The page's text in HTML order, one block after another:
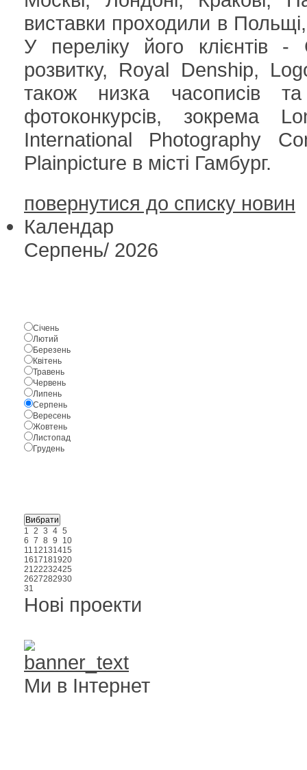
виставки проходили в Польщі,
У переліку його клієнтів -
розвитку, Royal Denship,
також низка часописів
фотоконкурсів, зокрема
International Photography
Plainpicture в місті Гамбург.
повернутися до списку новин
Календар
Серпень/ 2026
Січень
Лютий
Березень
Квітень
Травень
Червень
Липень
Серпень
Вересень
Жовтень
Листопад
Грудень
1 2 3 4 5
6 7 8 9
10
11 12131415
1617181920
2122232425
2627282930
31
Нові проекти
Ми в Інтернет